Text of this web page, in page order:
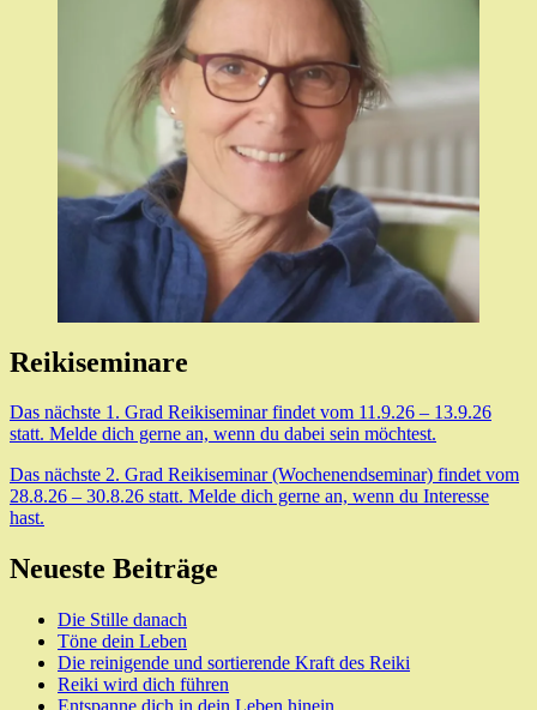
Reikiseminare
Das nächste 1. Grad Reikiseminar findet vom 11.9.26 – 13.9.26
statt. Melde dich gerne an, wenn du dabei sein möchtest.
Das nächste 2. Grad Reikiseminar (Wochenendseminar) findet vom
28.8.26 – 30.8.26 statt. Melde dich gerne an, wenn du Interesse
hast.
Neueste Beiträge
Die Stille danach
Töne dein Leben
Die reinigende und sortierende Kraft des Reiki
Reiki wird dich führen